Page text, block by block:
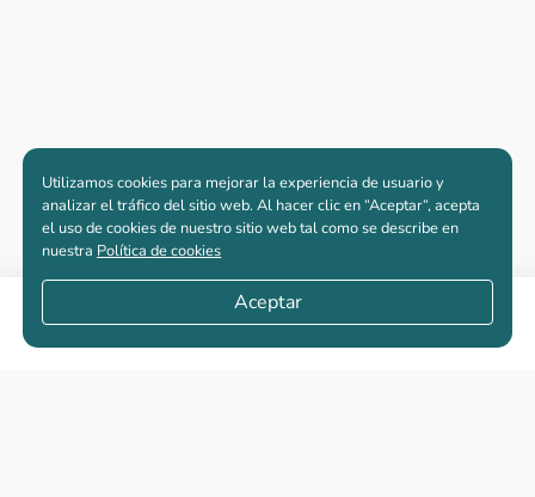
Compartir
Apartamentos nuevos
Utilizamos cookies para mejorar la experiencia de usuario y
analizar el tráfico del sitio web. Al hacer clic en “Aceptar“, acepta
el uso de cookies de nuestro sitio web tal como se describe en
nuestra Política de cookies
Aceptar